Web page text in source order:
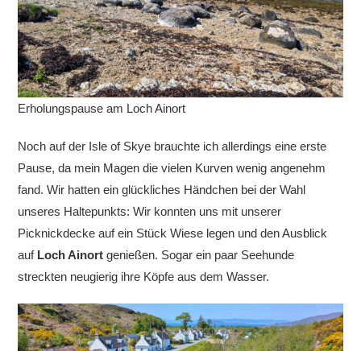
Erholungspause am Loch Ainort
Noch auf der Isle of Skye brauchte ich allerdings eine erste
Pause, da mein Magen die vielen Kurven wenig angenehm
fand. Wir hatten ein glückliches Händchen bei der Wahl
unseres Haltepunkts: Wir konnten uns mit unserer
Picknickdecke auf ein Stück Wiese legen und den Ausblick
auf Loch Ainort genießen. Sogar ein paar Seehunde
streckten neugierig ihre Köpfe aus dem Wasser.